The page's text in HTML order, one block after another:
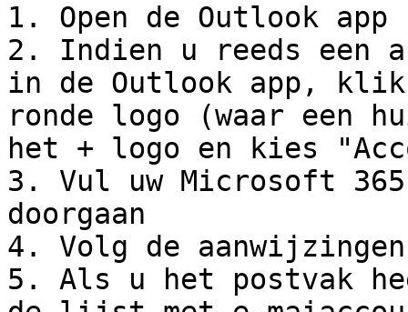
1. Open de Outlook app
2. Indien u reeds een
in de Outlook app,
ronde logo (waar een
het + logo en kies
3. Vul uw Microsoft
doorgaan
4. Volg de
5. Als u het postvak